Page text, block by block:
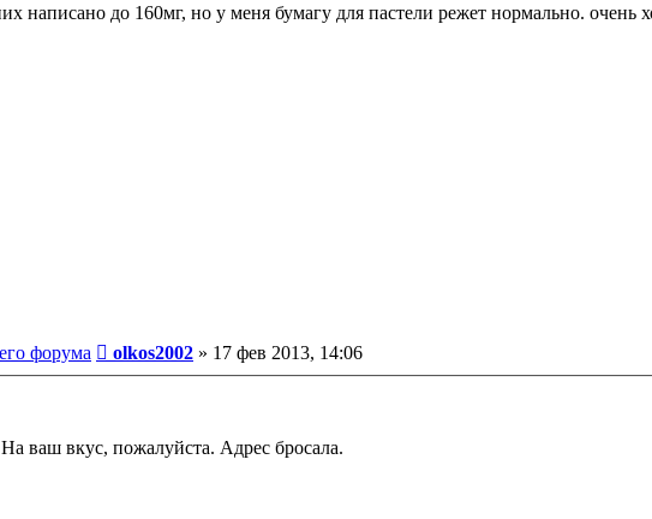
написано до 160мг, но у меня бумагу для пастели режет нормально. очень
форума Сообщение
olkos2002 » 17 фев 2013, 14:06
ваш вкус, пожалуйста. Адрес бросала.